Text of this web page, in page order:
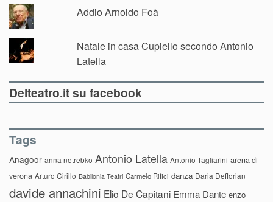
Addio Arnoldo Foà
Natale in casa Cupiello secondo Antonio
Latella
Delteatro.it su facebook
Tags
Anagoor anna netrebko Antonio Latella Antonio Tagliarini arena di
verona Arturo Cirillo Babilonia Teatri Carmelo Rifici danza Daria Deflorian
davide annachini Elio De Capitani Emma Dante enzo